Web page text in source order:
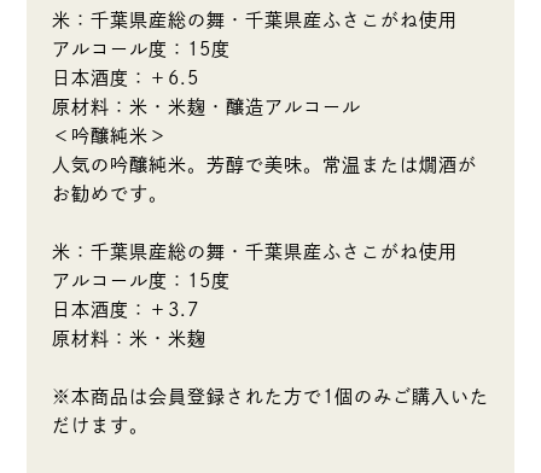
米：千葉県産総の舞・千葉県産ふさこがね使用
アルコール度：15度
日本酒度：＋6.5
原材料：米・米麹・醸造アルコール
＜吟醸純米＞
人気の吟醸純米。芳醇で美味。常温または燗酒が
お勧めです。
米：千葉県産総の舞・千葉県産ふさこがね使用
アルコール度：15度
日本酒度：＋3.7
原材料：米・米麹
※本商品は会員登録された方で1個のみご購入いた
だけます。